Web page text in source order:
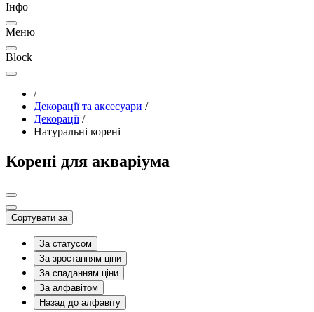
Інфо
Меню
Block
/
Декорації та аксесуари /
Декорації /
Натуральні корені
Корені для акваріума
Сортувати за
За статусом
За зростанням ціни
За спаданням ціни
За алфавітом
Назад до алфавіту